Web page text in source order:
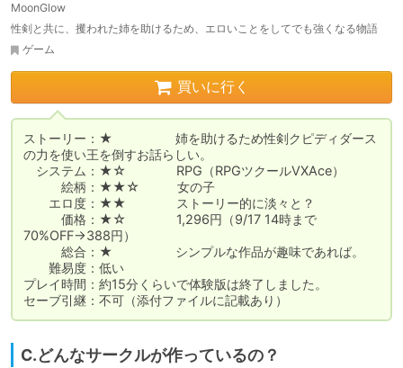
MoonGlow
性剣と共に、攫われた姉を助けるため、エロいことをしてでも強くなる物語
ゲーム
買いに行く
ストーリー：★　　　　　姉を助けるため性剣クピディダース
の力を使い王を倒すお話らしい。
システム：★☆　　　　RPG（RPGツクールVXAce）
絵柄：★★☆　　　女の子
エロ度：★★　　　　ストーリー的に淡々と？
価格：★☆　　　　1,296円（9/17 14時まで
70%OFF→388円）
総合：★　　　　　シンプルな作品が趣味であれば。
難易度：低い
プレイ時間：約15分くらいで体験版は終了しました。
セーブ引継：不可（添付ファイルに記載あり）
C.どんなサークルが作っているの？